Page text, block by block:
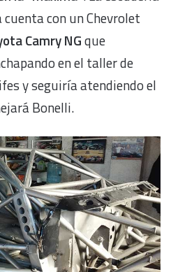
cuenta con un Chevrolet
Camry NGque
en el taller de
y seguiría atendiendo el
Bonelli.